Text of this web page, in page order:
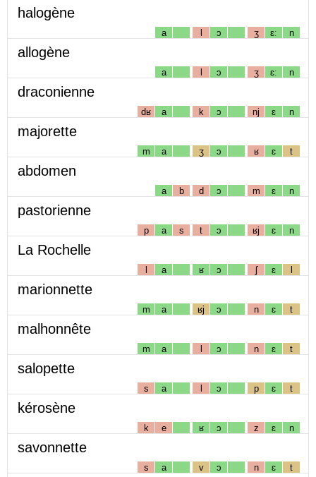
halogène
a l ɔ ʒ ɛː n
allogène
a l ɔ ʒ ɛː n
draconienne
dʁ a k ɔ nj ɛ n
majorette
m a ʒ ɔ ʁ ɛ t
abdomen
a b d ɔ m ɛ n
pastorienne
p a s t ɔ ʁj ɛ n
La Rochelle
l a ʁ ɔ ʃ ɛ l
marionnette
m a ʁj ɔ n ɛ t
malhonnête
m a l ɔ n ɛ t
salopette
s a l ɔ p ɛ t
kérosène
k e ʁ ɔ z ɛ n
savonnette
s a v ɔ n ɛ t